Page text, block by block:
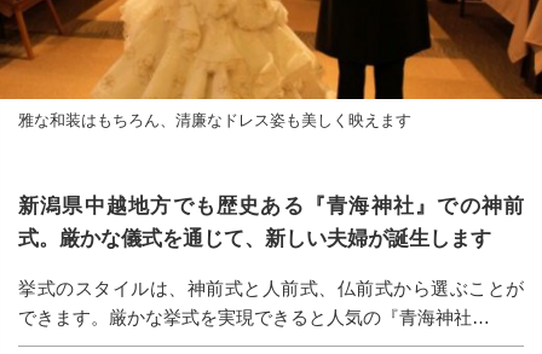
雅な和装はもちろん、清廉なドレス姿も美しく映えます
新潟県中越地方でも歴史ある『青海神社』での神前
式。厳かな儀式を通じて、新しい夫婦が誕生します
挙式のスタイルは、神前式と人前式、仏前式から選ぶことが
できます。厳かな挙式を実現できると人気の『青海神社…